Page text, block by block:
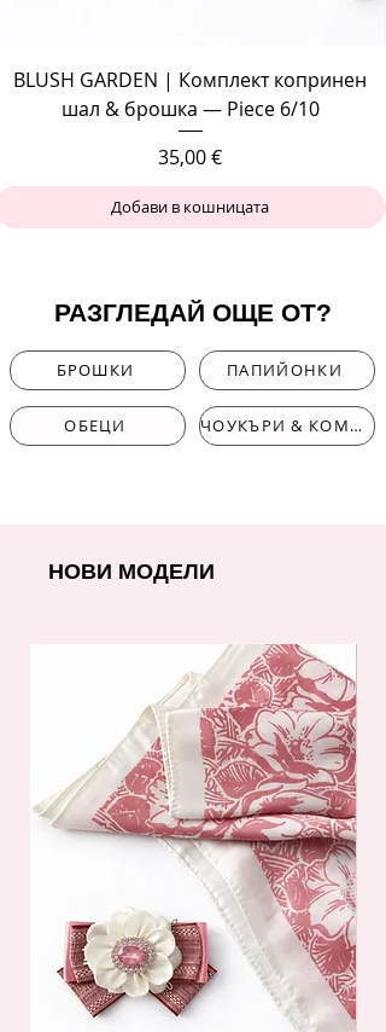
BLUSH GARDEN | Комплект копринен
шал & брошка — Piece 6/10
Цена
35,00 €
Добави в кошницата
РАЗГЛЕДАЙ ОЩЕ ОТ?
БРОШКИ ПАПИЙОНКИ
ОБЕЦИ ЧОУКЪРИ & КОМПЛЕКТИ
НОВИ МОДЕЛИ